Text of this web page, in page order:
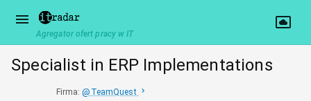
Agregator ofert pracy w IT
Specialist in ERP Implementations
Firma: @ TeamQuest